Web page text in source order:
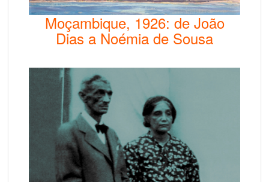
Moçambique, 1926: de João
Dias a Noémia de Sousa